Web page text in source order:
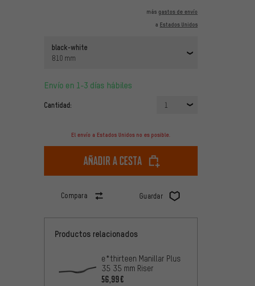
más gastos de envío
a Estados Unidos
black-white
810 mm
Envío en 1-3 días hábiles
Cantidad: 1
El envío a Estados Unidos no es posible.
Añadir a cesta
Compara Guardar
Productos relacionados
e*thirteen Manillar Plus
35 35 mm Riser
56,99€